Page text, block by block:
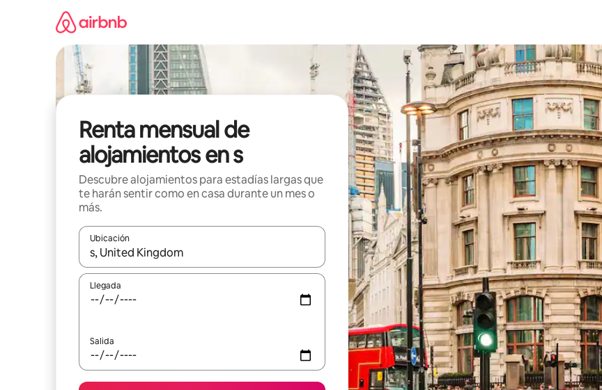
Renta mensual de
alojamientos en s
Descubre alojamientos para estadías largas que
te harán sentir como en casa durante un mes o
más.
Ubicación
Cuando los resultados estén disponibles, navega con las teclas de flecha hacia arriba y hacia abajo o explora con
Llegada
Salida